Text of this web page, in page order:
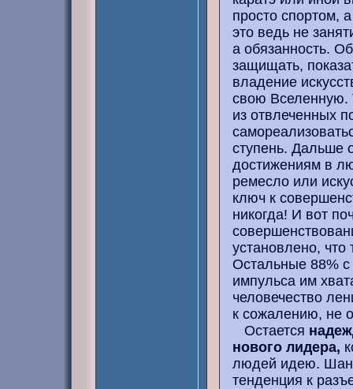
просто спортом,
это ведь не
а обязанность.
защищать,
владение
свою Вселенную.
из отвлеченных
ступень. Дальше
достижениям в
ремесло или
ключ к
никогда! И вот
установлено,
Остальные 88% с
импульса им
человечество
к сожалению, не
Остается
нового лидера,
людей идею.
тенденция к